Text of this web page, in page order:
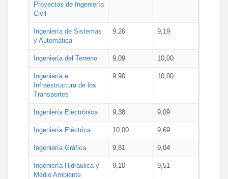
Proyectos de Ingeniería
Civil
Ingeniería de Sistemas
y Automática
9,26 9,19
Ingeniería del Terreno 9,09 10,00
Ingeniería e
Infraestructura de los
Transportes
9,90 10,00
Ingeniería Electrónica 9,38 9,09
Ingeniería Eléctrica 10,00 9,69
Ingeniería Gráfica 9,81 9,04
Ingeniería Hidráulica y
Medio Ambiente
9,10 9,51